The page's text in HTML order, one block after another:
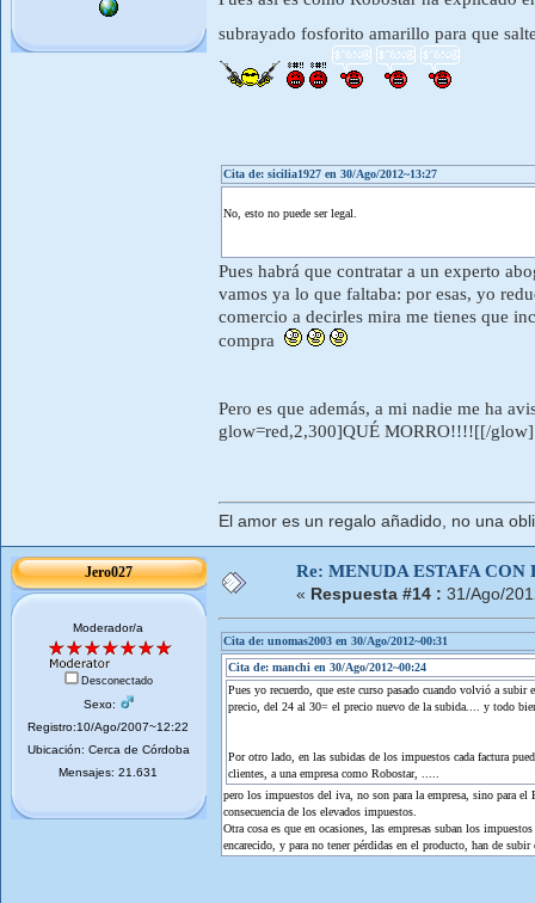
subrayado fosforito amarillo para que
Cita de: sicilia1927 en 30/Ago/2012~13:27
No, esto no puede ser legal.
Pues habrá que contratar a un experto
vamos ya lo que faltaba: por esas, yo
comercio a decirles mira me tienes que
compra
Pero es que además, a mi nadie me ha
glow=red,2,300]QUÉ MORRO!!!![[/glow]
El amor es un regalo añadido, no una
Jero027
Moderador/a
Desconectado
Sexo:
Registro:10/Ago/2007~12:22
Ubicación: Cerca de Córdoba
Mensajes: 21.631
Re: MENUDA ESTAFA CON
« Respuesta #14 : 31/Ago/
Cita de: unomas2003 en 30/Ago/2012~00:31
Cita de: manchi en 30/Ago/2012~00:24
Pues yo recuerdo, que este curso pasado cuando volvió a
precio, del 24 al 30= el precio nuevo de la subida.... y todo
Por otro lado, en las subidas de los impuestos cada factura
clientes, a una empresa como Robostar, .....
pero los impuestos del iva, no son para la empresa, sino para el
consecuencia de los elevados impuestos.
Otra cosa es que en ocasiones, las empresas suban los
encarecido, y para no tener pérdidas en el producto, han de subir